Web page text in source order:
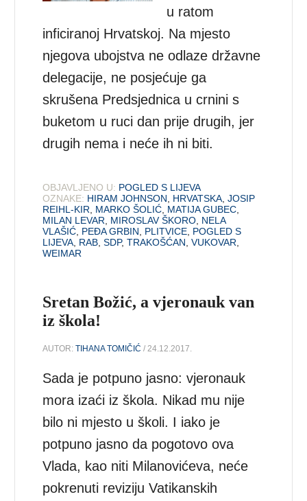
u ratom
inficiranoj Hrvatskoj. Na mjesto
njegova ubojstva ne odlaze državne
delegacije, ne posjećuje ga
skrušena Predsjednica u crnini s
buketom u ruci dan prije drugih, jer
drugih nema i neće ih ni biti.
OBJAVLJENO U: POGLED S LIJEVA
OZNAKE: HIRAM JOHNSON HRVATSKA ,JOSIP
REIHL-KIR
MARKO ŠOLIĆ MATIJA GUBEC
MILAN LEVAR
MIROSLAV ŠKORO NELA
VLAŠIĆ PEĐA GRBIN PLITVICE POGLED S
LIJEVA RAB ,SDP,TRAKOŠĆAN ,VUKOVAR
WEIMAR
Sretan Božić, a vjeronauk van
iz škola!
AUTOR:TIHANA TOMIČIĆ / 24.12.2017.
Sada je potpuno jasno: vjeronauk
mora izaći iz škola. Nikad mu nije
bilo ni mjesto u školi. I iako je
potpuno jasno da pogotovo ova
Vlada, kao niti Milanovićeva, neće
pokrenuti reviziju Vatikanskih